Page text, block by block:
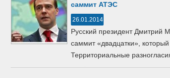
саммит АТЭС
26.01.2014
Русский президент Дмитрий
саммит «двадцатки»,
Территориальные